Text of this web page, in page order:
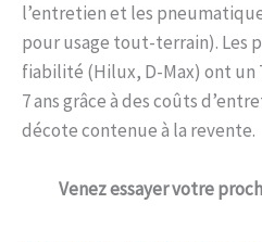
l’entretien et les
pour usage tout-terrain). Les
fiabilité (Hilux, D-Max) ont un
7 ans grâce à des coûts
décote contenue à la revente.
Venezessayer votre